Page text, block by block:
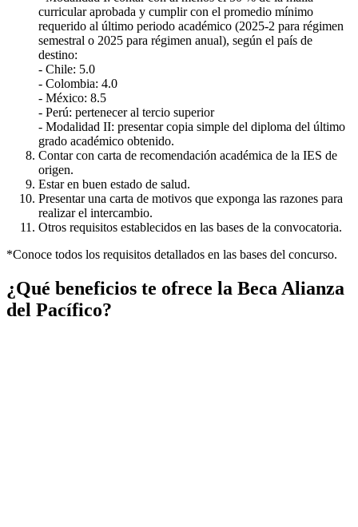
curricular aprobada y cumplir con el promedio mínimo
requerido al último periodo académico (2025-2 para régimen
semestral o 2025 para régimen anual), según el país de
destino:
- Chile: 5.0
- Colombia: 4.0
- México: 8.5
- Perú: pertenecer al tercio superior
- Modalidad II: presentar copia simple del diploma del último
grado académico obtenido.
Contar con carta de recomendación académica de la IES de
origen.
Estar en buen estado de salud.
Presentar una carta de motivos que exponga las razones para
realizar el intercambio.
Otros requisitos establecidos en las bases de la convocatoria.
*Conoce todos los requisitos detallados en las bases del concurso.
¿Qué beneficios te ofrece la Beca Alianza
del Pacífico?